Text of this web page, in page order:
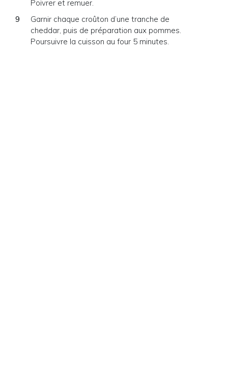
Poivrer et remuer.
Garnir chaque croûton d’une tranche de
cheddar, puis de préparation aux pommes.
Poursuivre la cuisson au four 5 minutes.